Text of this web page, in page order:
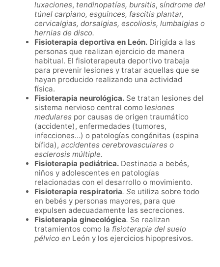
luxaciones, tendinopatías, bursitis, síndrome del
túnel carpiano, esguinces, fascitis plantar,
cervicalgias, dorsalgias, escoliosis, lumbalgias o
hernias de disco.
Fisioterapia deportiva en León. Dirigida a las
personas que realizan ejercicio de manera
habitual. El fisioterapeuta deportivo trabaja
para prevenir lesiones y tratar aquellas que se
hayan producido realizando una actividad
física.
Fisioterapia neurológica. Se tratan lesiones del
sistema nervioso central como lesiones
medulares por causas de origen traumático
(accidente), enfermedades (tumores,
infecciones…) o patologías congénitas (espina
bífida), accidentes cerebrovasculares o
esclerosis múltiple.
Fisioterapia pediátrica. Destinada a bebés,
niños y adolescentes en patologías
relacionadas con el desarrollo o movimiento.
Fisioterapia respiratoria. Se utiliza sobre todo
en bebés y personas mayores, para que
expulsen adecuadamente las secreciones.
Fisioterapia ginecológica. Se realizan
tratamientos como la fisioterapia del suelo
pélvico en León y los ejercicios hipopresivos.